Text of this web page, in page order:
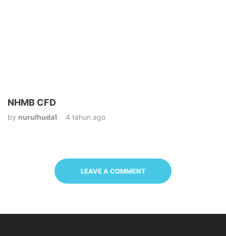
NHMB CFD
by nurulhuda1 4 tahun ago
LEAVE A COMMENT